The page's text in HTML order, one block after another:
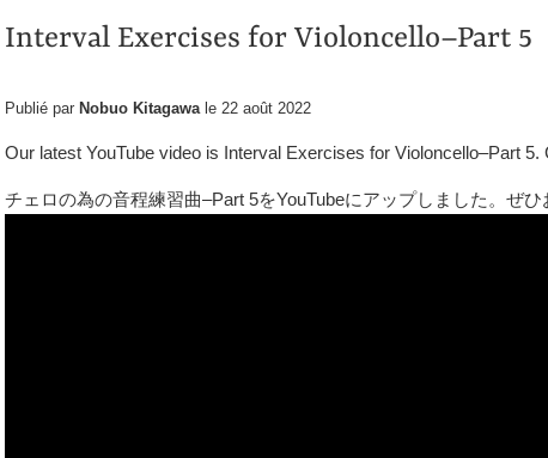
Interval Exercises for
Publié par Nobuo Kitagawale 22 août 2022
Our latest YouTube video is Interval Exercises for Violoncello–Part 5.
チェロの為の音程練習曲–Part 5をYouTubeにアップしました。ぜひ